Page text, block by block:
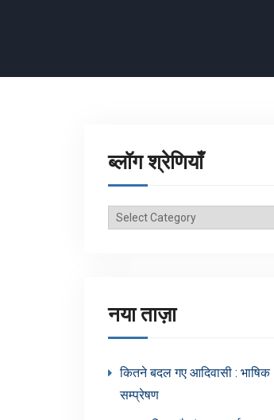
ब्लॉग श्रेणियाँ
ब्लॉग
नया ताज़ा
कितने बदल गए आदिवासी : भाषिक
सम्प्रेषण